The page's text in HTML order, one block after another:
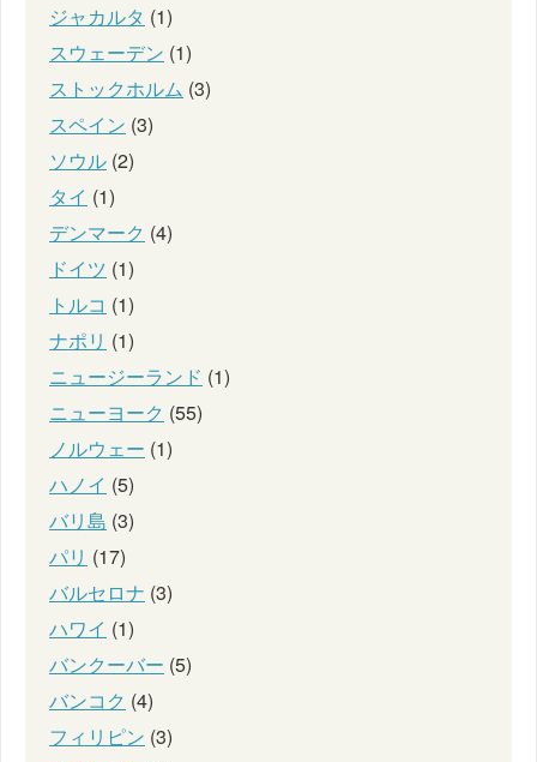
ジャカルタ (1)
スウェーデン (1)
ストックホルム (3)
スペイン (3)
ソウル (2)
タイ (1)
デンマーク (4)
ドイツ (1)
トルコ (1)
ナポリ (1)
ニュージーランド (1)
ニューヨーク (55)
ノルウェー (1)
ハノイ (5)
バリ島 (3)
パリ (17)
バルセロナ (3)
ハワイ (1)
バンクーバー (5)
バンコク (4)
フィリピン (3)